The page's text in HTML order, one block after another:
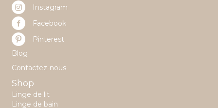
Instagram
Facebook
Pinterest
Blog
Contactez-nous
Shop
Linge de lit
Linge de bain